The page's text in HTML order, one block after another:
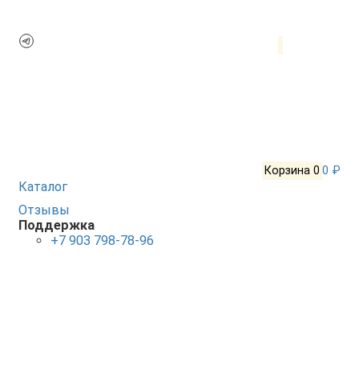
Корзина 0 0 ₽
Каталог
Отзывы
Поддержка
+7 903 798-78-96